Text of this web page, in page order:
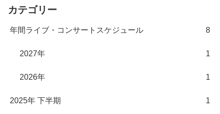
カテゴリー
年間ライブ・コンサートスケジュール 8
2027年 1
2026年 1
2025年 下半期 1